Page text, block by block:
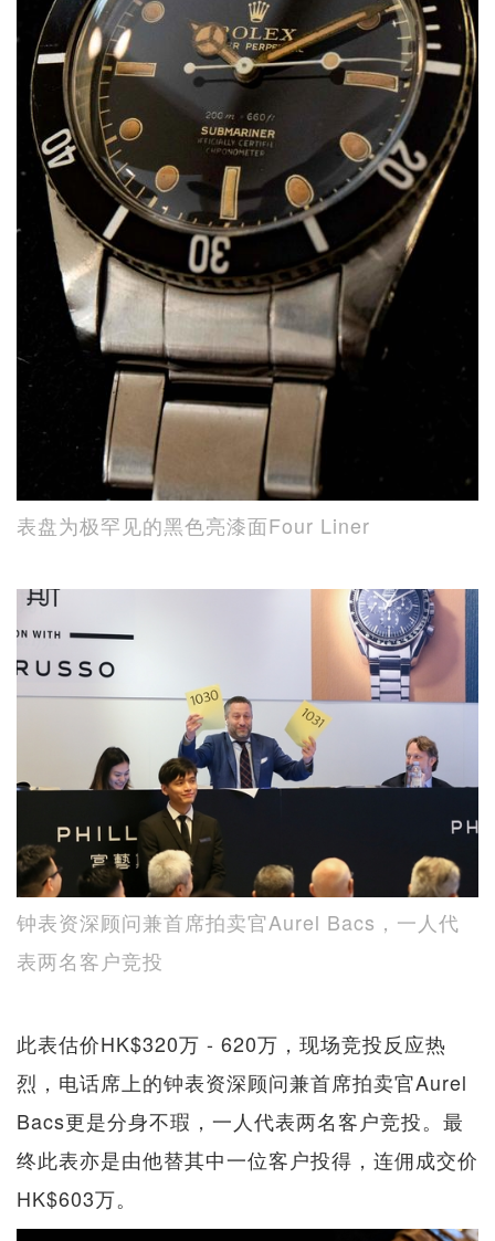
表盘为极罕见的黑色亮漆面Four Liner
钟表资深顾问兼首席拍卖官Aurel Bacs，一人代
表两名客户竞投
此表估价HK$320万 - 620万，现场竞投反应热
烈，电话席上的钟表资深顾问兼首席拍卖官Aurel
Bacs更是分身不瑕，一人代表两名客户竞投。最
终此表亦是由他替其中一位客户投得，连佣成交价
HK$603万。